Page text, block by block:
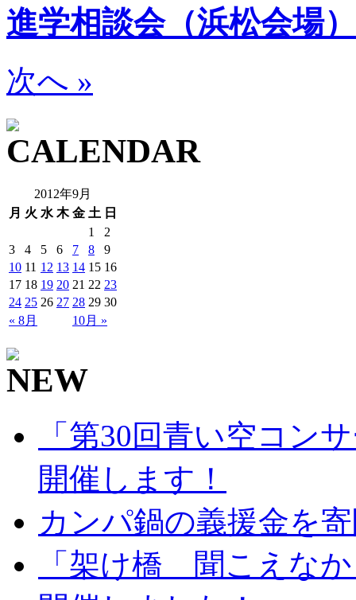
進学相談会（浜松会場）
次へ »
2012年9月
月 火 水 木 金 土 日
« 8月 10月 »
1
2
3
4 5 6 7 8
9
10 11 12 13 14 15 16
17 18 19 20 21 22 23
24 25 26 27 28 29 30
「第30回青い空コン
開催します！
カンパ鍋の義援金を
「架け橋 聞こえな